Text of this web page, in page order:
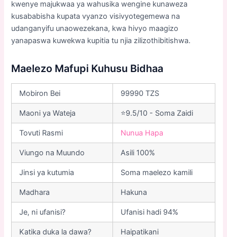
kwenye majukwaa ya wahusika wengine kunaweza
kusababisha kupata vyanzo visivyotegemewa na
udanganyifu unaowezekana, kwa hivyo maagizo
yanapaswa kuwekwa kupitia tu njia zilizothibitishwa.
Maelezo Mafupi Kuhusu Bidhaa
Mobiron Bei 99990 TZS
Maoni ya Wateja ⭐9.5/10 - Soma Zaidi
Tovuti Rasmi Nunua Hapa
Viungo na Muundo Asili 100%
Jinsi ya kutumia Soma maelezo kamili
Madhara Hakuna
Je, ni ufanisi? Ufanisi hadi 94%
Katika duka la dawa? Haipatikani